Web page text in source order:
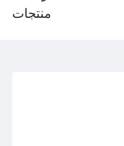
منتجات